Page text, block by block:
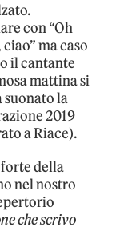
con “Oh
ma caso
il cantante
mattina si
suonato la
2019
a Riace).
della
nel nostro
che scrivo